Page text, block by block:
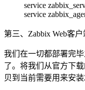
service
service
第三、Zabbix Web客
我们在一切都部署完
了。将我们从官方下
贝到当前需要用来安